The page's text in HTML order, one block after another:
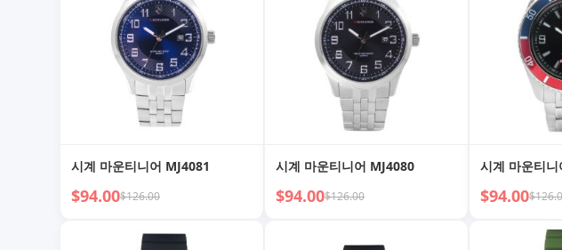
시계 마운티니어 MJ4081
$94.00$126.00
시계 마운티니어 MJ4080
$94.00$126.00
시계 마운티
$94.00